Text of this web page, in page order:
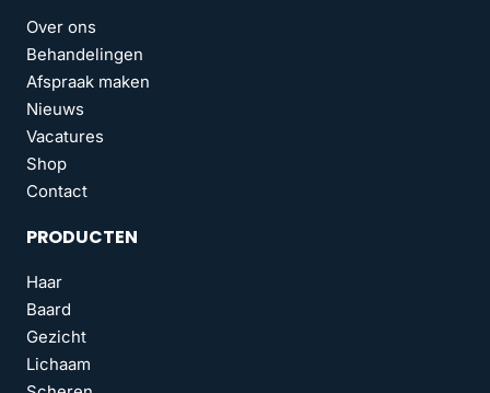
Over ons
Behandelingen
Afspraak maken
Nieuws
Vacatures
Shop
Contact
PRODUCTEN
Haar
Baard
Gezicht
Lichaam